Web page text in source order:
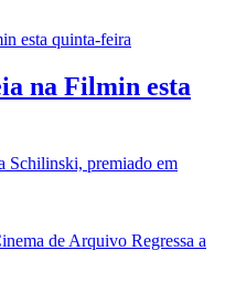
na Filmin esta
Schilinski, premiado em